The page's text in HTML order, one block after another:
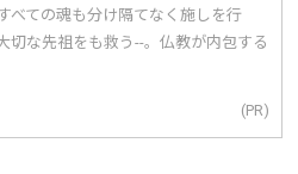
べての魂も分け隔てなく施しを行
切な先祖をも救う--。仏教が内包する
(PR)